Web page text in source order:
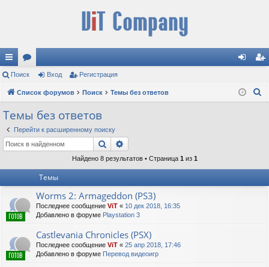
с
ы
лк
и
ор
ум д ис
Поиск Вход Регистрация
Список форумов Поиск Темы без ответов
Темы без ответов
Перейти к расширенному поиску
Поиск
Найдено 8 результатов • Страница 1 из 1
Темы
Worms 2: Armageddon (PS3)
Последнее сообщение ViT « 10 дек 2018, 16:35
Добавлено в форуме Playstation 3
Castlevania Chronicles (PSX)
Последнее сообщение ViT « 25 апр 2018, 17:46
Добавлено в форуме Перевод видеоигр